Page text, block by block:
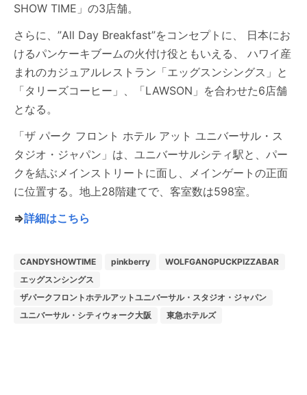
SHOW TIME」の3店舗。
さらに、”All Day Breakfast”をコンセプトに、 日本にお
けるパンケーキブームの火付け役ともいえる、 ハワイ産
まれのカジュアルレストラン「エッグスンシングス」と
「タリーズコーヒー」、「LAWSON」を合わせた6店舗
となる。
「ザ パーク フロント ホテル アット ユニバーサル・ス
タジオ・ジャパン」は、ユニバーサルシティ駅と、パー
クを結ぶメインストリートに面し、メインゲートの正面
に位置する。地上28階建てで、客室数は598室。
⇒詳細はこちら
CANDYSHOWTIME pinkberry
WOLFGANGPUCKPIZZABAR
エッグスンシングス
ザパークフロントホテルアットユニバーサル・スタジオ・ジャパン
ユニバーサル・シティウォーク大阪
東急ホテルズ